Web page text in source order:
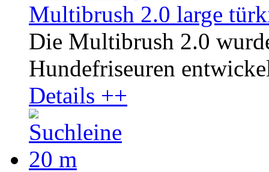
Multibrush 2.0 large
Die Multibrush 2.0
Hundefriseuren
Details ++